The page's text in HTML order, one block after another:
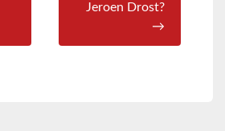
Jeroen Drost?
→